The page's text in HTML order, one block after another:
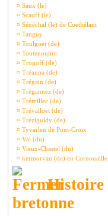
¤ Saux (le)
¤ Scauff (le)
¤ Sénéchal (le) de Coethélant
¤ Tanguy
¤ Toulgoet (de)
¤ Toutenoultre
¤ Trogoff (de)
¤ Tréanna (de)
¤ Trégain (de)
¤ Trégannez (de)
¤ Trémillec (de)
¤ Trévalloet (de)
¤ Tréziguidy (de)
¤ Tyvarlen de Pont-Croix
¤ Val (du)
¤ Vieux-Chastel (du)
¤ kermorvan (de) en Cornouaille
Histoire
bretonne